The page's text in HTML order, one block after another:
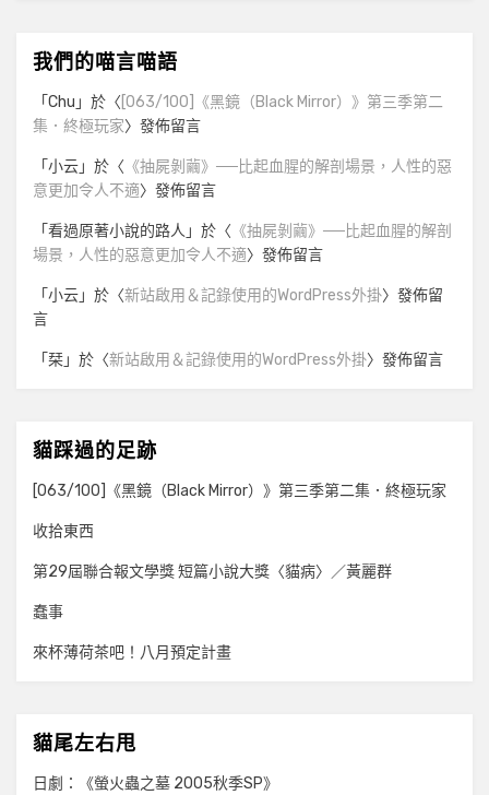
我們的喵言喵語
「Chu 」於〈 [063/100]《黑鏡（Black Mirror）》第三季第二
集．終極玩家〉發佈留言
「小云」於〈 《抽屍剝繭》──比起血腥的解剖場景，人性的惡
意更加令人不適〉發佈留言
「看過原著小說的路人 」於〈 《抽屍剝繭》──比起血腥的解剖
場景，人性的惡意更加令人不適〉發佈留言
「小云」於〈新站啟用＆記錄使用的WordPress外掛〉發佈留
言
「栞」於〈新站啟用＆記錄使用的WordPress外掛〉發佈留言
貓踩過的足跡
[063/100]《黑鏡（Black Mirror）》第三季第二集．終極玩家
收拾東西
第29屆聯合報文學獎 短篇小說大獎〈貓病〉／黃麗群
蠢事
來杯薄荷茶吧！八月預定計畫
貓尾左右甩
日劇：《螢火蟲之墓 2005秋季SP》